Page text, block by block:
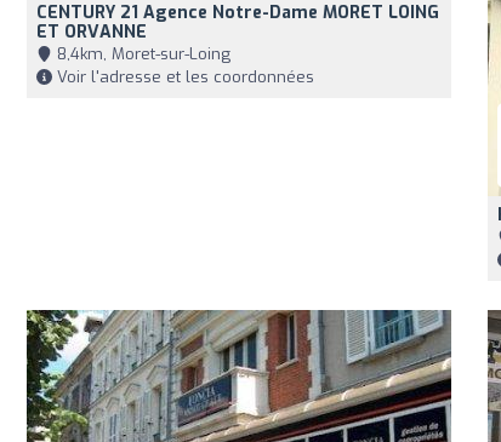
CENTURY 21 Agence Notre-Dame MORET LOING
ET ORVANNE
8,4km, Moret-sur-Loing
Voir l'adresse et les coordonnées